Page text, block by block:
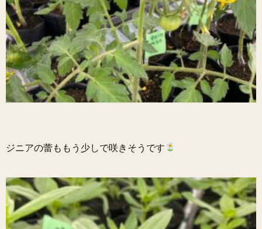
ジニアの蕾ももう少しで咲きそうです